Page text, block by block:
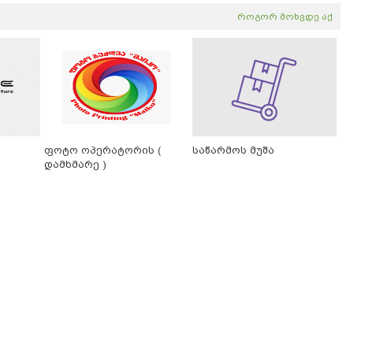
როგორ მოხვდე აქ
ფოტო ოპერატორის (
დამხმარე )
საწარმოს მუშა